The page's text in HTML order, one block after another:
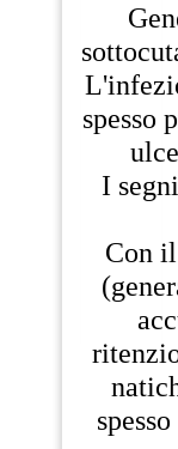
spesso
I
Con